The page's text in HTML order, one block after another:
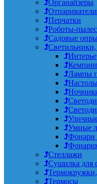
Органайзеры
Отпариватели
Перчатки
Роботы-
Садовые
Лампы
Умные
Фонари
Стеллажи
Сушилка для
Термосы